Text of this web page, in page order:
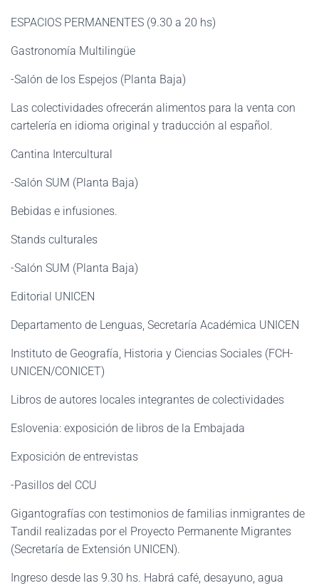
ESPACIOS PERMANENTES (9.30 a 20 hs)
Gastronomía Multilingüe
-Salón de los Espejos (Planta Baja)
Las colectividades ofrecerán alimentos para la venta con
cartelería en idioma original y traducción al español.
Cantina Intercultural
-Salón SUM (Planta Baja)
Bebidas e infusiones.
Stands culturales
-Salón SUM (Planta Baja)
Editorial UNICEN
Departamento de Lenguas, Secretaría Académica UNICEN
Instituto de Geografía, Historia y Ciencias Sociales (FCH-
UNICEN/CONICET)
Libros de autores locales integrantes de colectividades
Eslovenia: exposición de libros de la Embajada
Exposición de entrevistas
-Pasillos del CCU
Gigantografías con testimonios de familias inmigrantes de
Tandil realizadas por el Proyecto Permanente Migrantes
(Secretaría de Extensión UNICEN).
Ingreso desde las 9.30 hs. Habrá café, desayuno, agua